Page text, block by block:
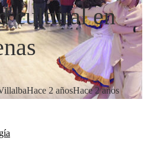
cultural en
Hace 2 añosHace 2 años